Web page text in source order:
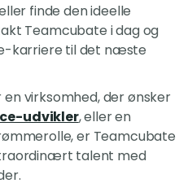
finde den ideelle
Teamcubate i dag og
karriere til det næste
en virksomhed, der ønsker
udvikler, eller en
er Teamcubate
talent med